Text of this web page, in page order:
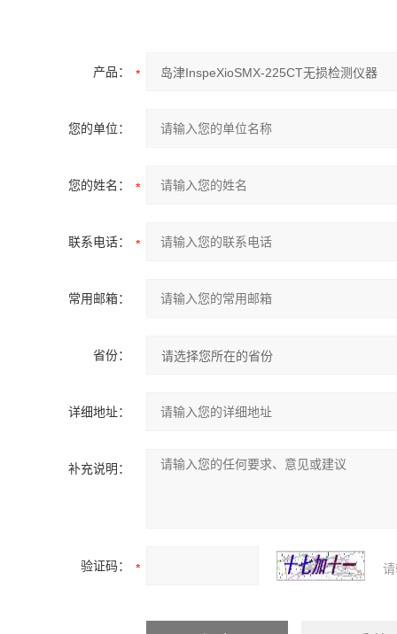
产品：
您的单位：
您的姓名：
联系电话：
常用邮箱：
省份：
详细地址：
补充说明：
验证码：